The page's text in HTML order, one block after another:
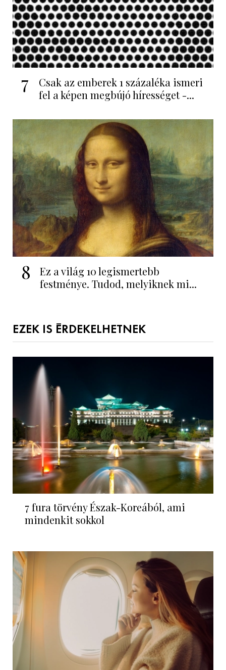
7
Csak az emberek 1 százaléka ismeri
fel a képen megbújó hírességet -...
8
Ez a világ 10 legismertebb
festménye. Tudod, melyiknek mi...
EZEK IS ÉRDEKELHETNEK
7 fura törvény Észak-Koreából, ami
mindenkit sokkol